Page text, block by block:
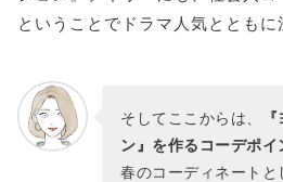
ということでドラマ人気とともに
そしてここからは、
ン』を作るコーデポイ
春のコーディネートと